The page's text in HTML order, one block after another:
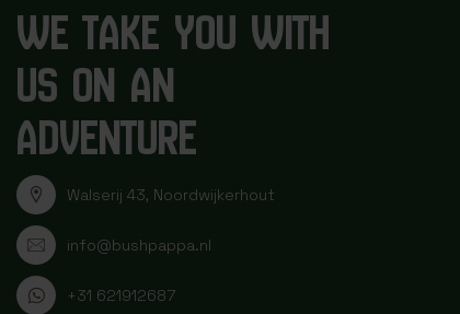
WE TAKE YOU WITH
US ON AN
ADVENTURE
Walserij 43, Noordwijkerhout
info@bushpappa.nl
+31 621912687